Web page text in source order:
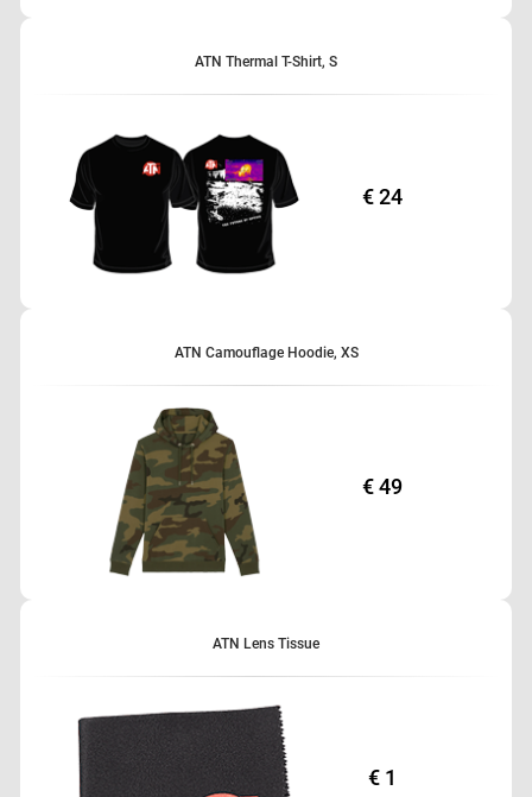
ATN Thermal T-Shirt, S
€ 24
ATN Camouflage Hoodie, XS
€ 49
ATN Lens Tissue
€ 1